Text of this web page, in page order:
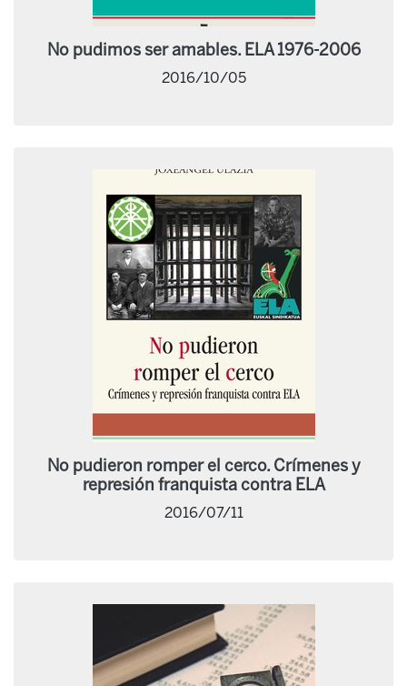
No pudimos ser amables. ELA 1976-2006
2016/10/05
No pudieron romper el cerco. Crímenes y
represión franquista contra ELA
2016/07/11